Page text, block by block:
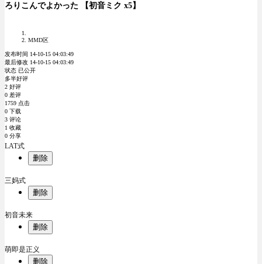
ろりこんでよかった 【初音ミク x5】
MMD区
发布时间 14-10-15 04:03:49
最后修改 14-10-15 04:03:49
状态 已公开
多半好评
2 好评
0 差评
1759 点击
0 下载
3 评论
1 收藏
0 分享
LAT式
删除
三妈式
删除
初音未来
删除
萌即是正义
删除